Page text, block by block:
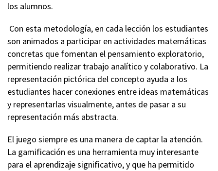
los alumnos.
Con esta metodología, en cada lección los estudiantes
son animados a participar en actividades matemáticas
concretas que fomentan el pensamiento exploratorio,
permitiendo realizar trabajo analítico y colaborativo. La
representación pictórica del concepto ayuda a los
estudiantes hacer conexiones entre ideas matemáticas
y representarlas visualmente, antes de pasar a su
representación más abstracta.
El juego siempre es una manera de captar la atención.
La gamificación es una herramienta muy interesante
para el aprendizaje significativo, y que ha permitido